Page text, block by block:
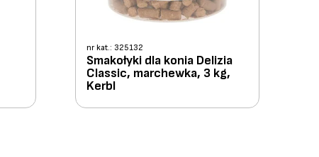
nr kat.: 325132
Smakołyki dla konia Delizia
Classic, marchewka, 3 kg,
Kerbl